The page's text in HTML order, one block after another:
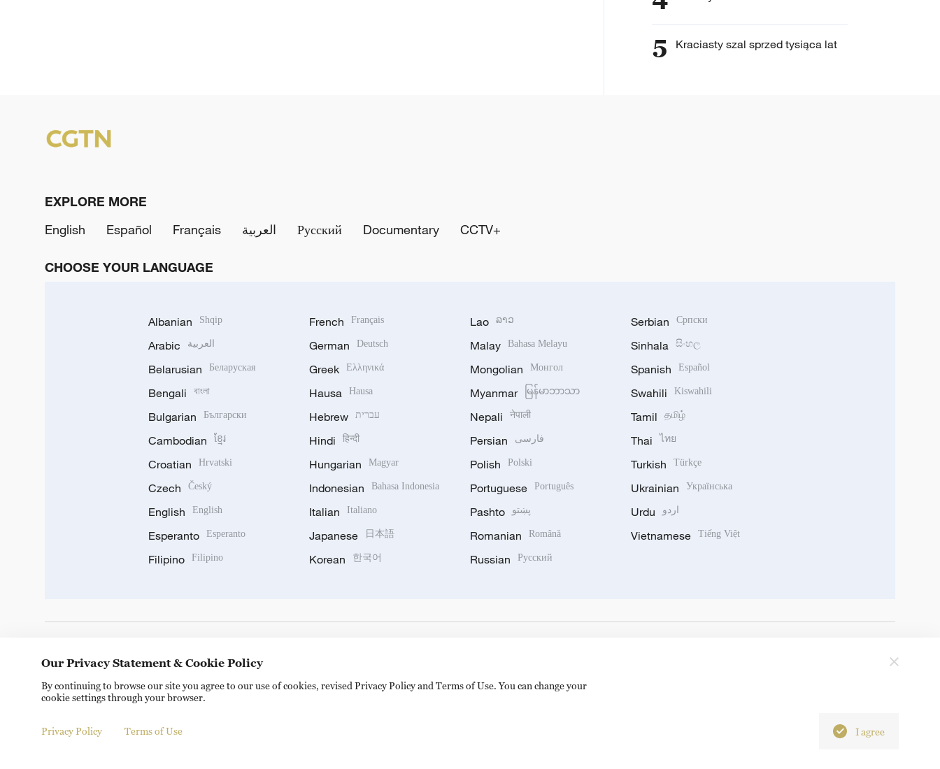
5 Kraciasty szal sprzed tysiąca lat
EXPLORE MORE
English
Español Français العربية Русский Documentary CCTV+
CHOOSE YOUR LANGUAGE
Albanian Shqip
Arabic العربية
Belarusian Беларуская
Bengali বাংলা
Bulgarian Български
Cambodian ខ្មែរ
Croatian Hrvatski
Czech Český
English English
Esperanto Esperanto
Filipino Filipino
French Français
German Deutsch
Greek Ελληνικά
Hausa Hausa
Hebrew עברית
Hindi हिन्दी
Hungarian Magyar
Indonesian Bahasa Indonesia
Italian Italiano
Japanese 日本語
Korean 한국어
Lao ລາວ
Malay Bahasa Melayu
Mongolian Монгол
Myanmar မြန်မာဘာသာ
Nepali नेपाली
Persian فارسی
Polish Polski
Portuguese Português
Pashto پښتو
Romanian Română
Russian Русский
Serbian Српски
Sinhala සිංහල
Spanish Español
Swahili Kiswahili
Tamil தமிழ்
Thai ไทย
Turkish Türkçe
Ukrainian Українська
Urdu اردو
Vietnamese Tiếng Việt
Copyright © 2024 CGTN. 京ICP备20000184号
Our Privacy Statement & Cookie Policy
By continuing to browse our site you agree to our use of cookies, revised Privacy Policy and Terms of Use. You can change your
cookie settings through your browser.
Privacy Policy Terms of Use I agree